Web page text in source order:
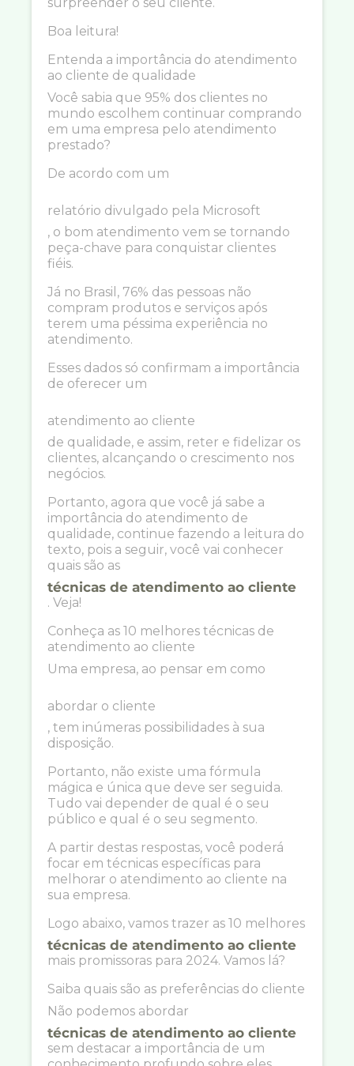
Boa leitura!
Entenda a importância do atendimento
ao cliente de qualidade
Você sabia que 95% dos clientes no
mundo escolhem continuar comprando
em uma empresa pelo atendimento
prestado?
De acordo com um
relatório divulgado pela Microsoft
, o bom atendimento vem se tornando
peça-chave para conquistar clientes
fiéis.
Já no Brasil, 76% das pessoas não
compram produtos e serviços após
terem uma péssima experiência no
atendimento.
Esses dados só confirmam a importância
de oferecer um
atendimento ao cliente
de qualidade, e assim, reter e fidelizar os
clientes, alcançando o crescimento nos
negócios.
Portanto, agora que você já sabe a
importância do atendimento de
qualidade, continue fazendo a leitura do
texto, pois a seguir, você vai conhecer
quais são as
técnicas de atendimento ao cliente
. Veja!
Conheça as 10 melhores técnicas de
atendimento ao cliente
Uma empresa, ao pensar em como
abordar o cliente
, tem inúmeras possibilidades à sua
disposição.
Portanto, não existe uma fórmula
mágica e única que deve ser seguida.
Tudo vai depender de qual é o seu
público e qual é o seu segmento.
A partir destas respostas, você poderá
focar em técnicas específicas para
melhorar o atendimento ao cliente na
sua empresa.
Logo abaixo, vamos trazer as 10 melhores
técnicas de atendimento ao cliente
mais promissoras para 2024. Vamos lá?
Saiba quais são as preferências do cliente
Não podemos abordar
técnicas de atendimento ao cliente
sem destacar a importância de um